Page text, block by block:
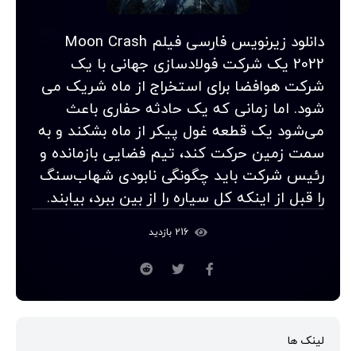
دانلود زیرنویس فارسی فیلم Moon Crash
2022 یک شرکت فولادسازی جهانی با یک
شرکت هوافضا برای استخراج از ماه شریک می
شود. اما زمانی که یک حادثه حفاری باعث
می‌شود یک قطعه غول پیکر از ماه بشکند و به
سمت زمین حرکت کند، تیم فضایی بازمانده و
رئیس شرکت باید چگونگی نابودی شهاب‌سنگ
را قبل از اینکه کل سیاره را از بین ببرد، بیابند.
لینک ها